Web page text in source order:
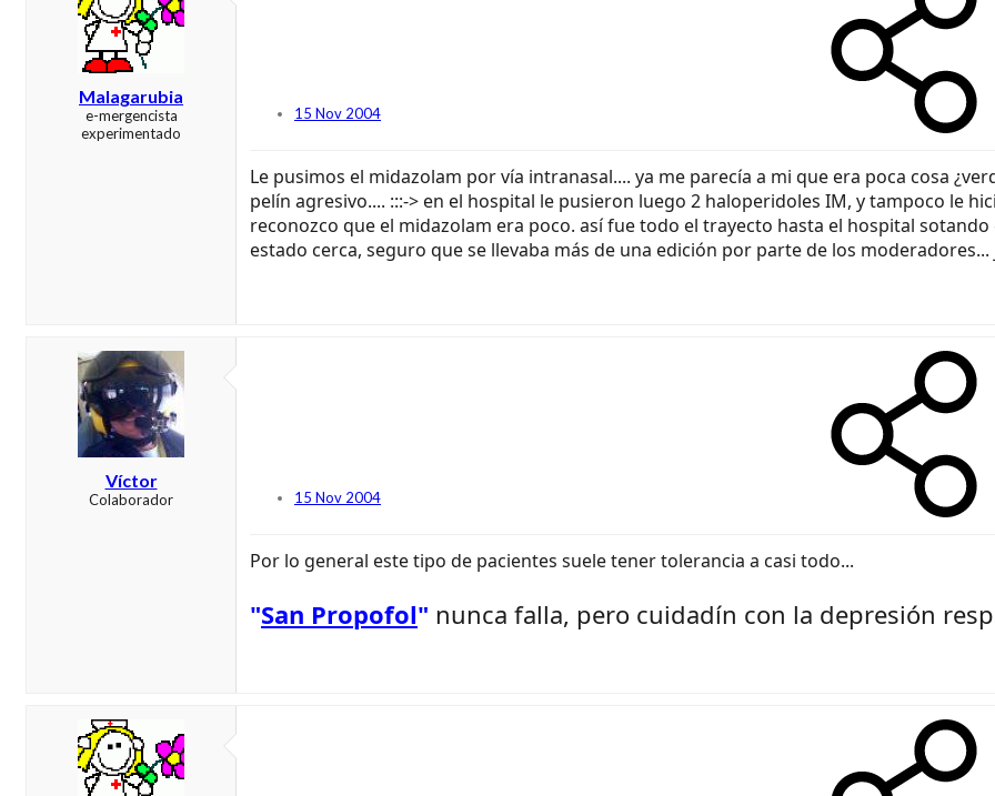
Malagarubia
e-mergencista
experimentado
15 Nov 2004
Le pusimos el midazolam por vía intranasal.... ya me parecía a mi que era poca cosa
pelín agresivo.... :::-> en el hospital le pusieron luego 2 haloperidoles IM, y tampoco le
reconozco que el midazolam era poco. así fue todo el trayecto hasta el hospital
estado cerca, seguro que se llevaba más de una edición por parte de los moderadores...
Víctor
Colaborador 15 Nov 2004
Por lo general este tipo de pacientes suele tener tolerancia a casi todo...
"San Propofol" nunca falla, pero cuidadín con la depresión